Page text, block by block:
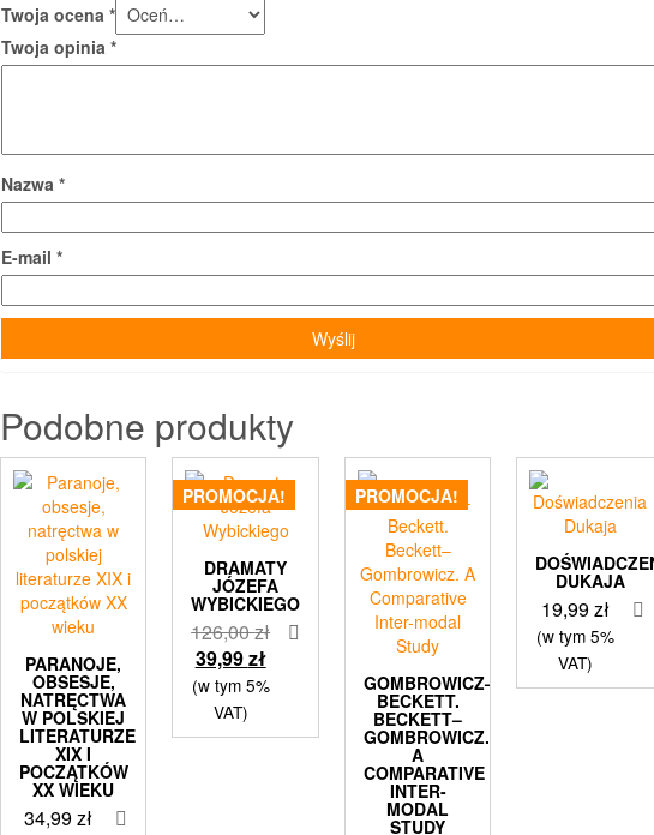
Twoja ocena *
Twoja opinia *
Nazwa *
E-mail *
Podobne produkty
PARANOJE,
OBSESJE,
NATRĘCTWA
W POLSKIEJ
LITERATURZE
XIX I
POCZĄTKÓW
XX WIEKU
34,99zł
PROMOCJA!
DRAMATY
JÓZEFA
WYBICKIEGO
126,00złPierwotna
wynosiła:
39,99złAktualna
cena
39,99 zł.
(w tym 5%
VAT)
PROMOCJA!
GOMBROWICZ–
BECKETT.
BECKETT–
GOMBROWICZ.
A
COMPARATIVE
INTER-
MODAL
STUDY
DUKAJA
19,99zł
(w tym 5%
VAT)